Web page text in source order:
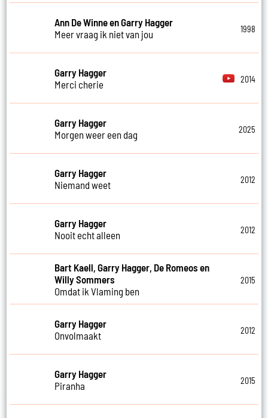
Ann De Winne en Garry Hagger
Meer vraag ik niet van jou
1998
Garry Hagger
Merci cherie
2014
Garry Hagger
Morgen weer een dag
2025
Garry Hagger
Niemand weet
2012
Garry Hagger
Nooit echt alleen
2012
Bart Kaell, Garry Hagger, De Romeos en
Willy Sommers
Omdat ik Vlaming ben
2015
Garry Hagger
Onvolmaakt
2012
Garry Hagger
Piranha
2015